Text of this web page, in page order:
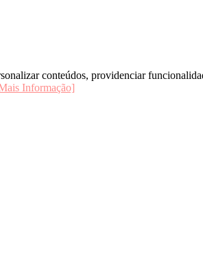
conteúdos, providenciar
Informação]